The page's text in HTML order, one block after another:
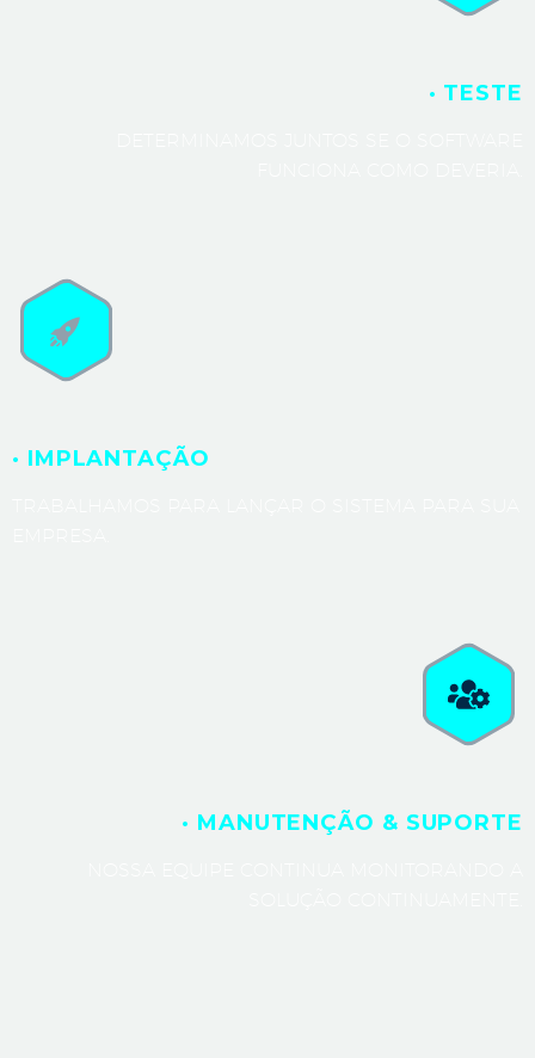
· TESTE
· IMPLANTAÇÃO
· MANUTENÇÃO & SUPORTE